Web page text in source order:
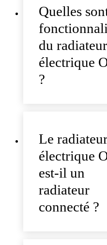
Quelles
du radiateur
électrique
?
Le
électrique
est-il un
radiateur
connecté ?